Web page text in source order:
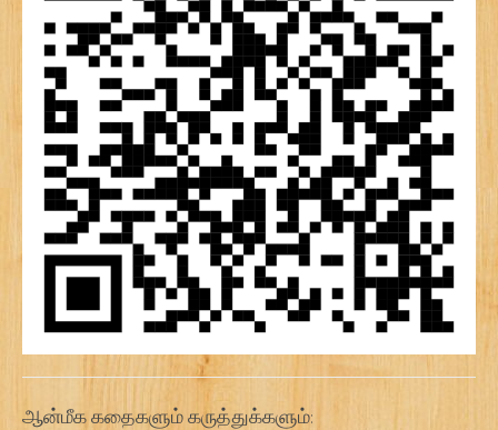
ஆன்மீக கதைகளும் கருத்துக்களும்: